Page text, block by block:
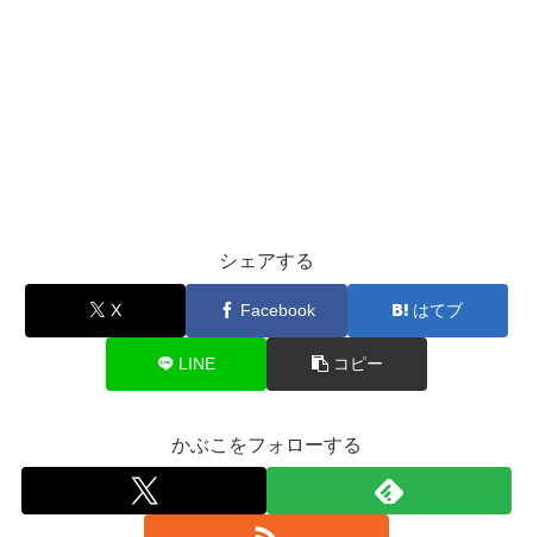
シェアする
X Facebook はてブ
LINE コピー
かぶこをフォローする